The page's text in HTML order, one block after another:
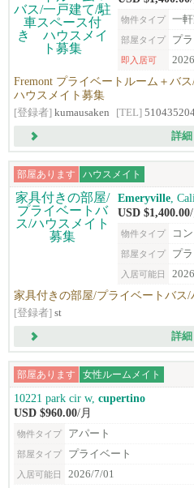
物件タイプ 一
部屋タイプ プ
即入居可
Fremont プライベートルーム＋バ
ハウスメイト募集
[登録者] kumausaken [TEL]
詳細
部屋あります ハウスメイト
Emeryville ,
USD $1,400.00
物件タイプ コ
部屋タイプ プ
入居可能日
家具付きの部屋/プライベートバス
[登録者] st
詳細
部屋あります 女性ルームメイト
10221 park cir w, cupertino
USD $960.00/月
物件タイプ アパート
部屋タイプ プライベート
入居可能日 2026/7/01